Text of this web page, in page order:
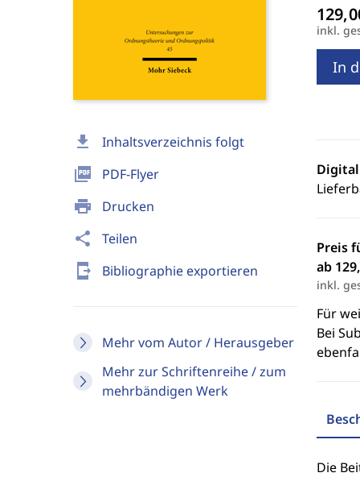
download Inhaltsverzeichnis folgt
picture_as_pdf PDF-Flyer
print Drucken
share Teilen
send_to_mobile Bibliographie exportieren
Mehr vom Autor / Herausgeber
Mehr zur Schriftenreihe / zum
mehrbändigen Werk
inkl.
In
Preis
ab
inkl.
Für
Bei
Die